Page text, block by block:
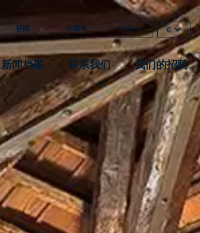
登陆 心愿单 中文 €
新闻档案 联系我们 我们的招聘